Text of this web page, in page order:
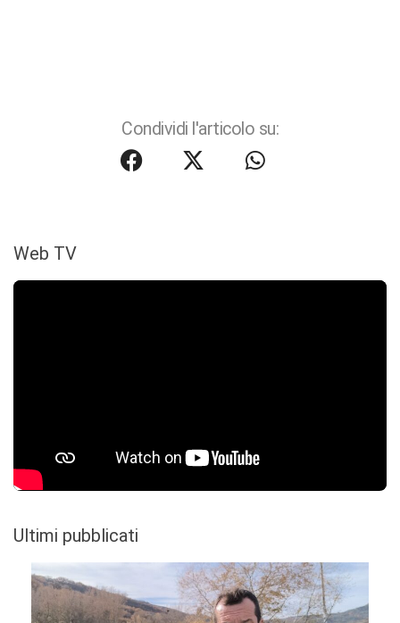
Condividi l'articolo su:
Web TV
Ultimi pubblicati